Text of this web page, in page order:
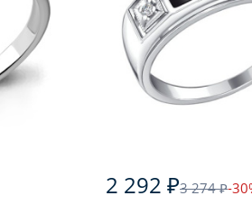
2 292 ₽3 274 ₽-